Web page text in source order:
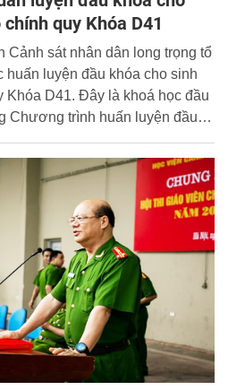
quy Khóa D41
Cảnh sát nhân dân long trọng tổ
học đầu
trình huấn luyện đầu
thời gian, nội dung và cách
trình huấn luyện.